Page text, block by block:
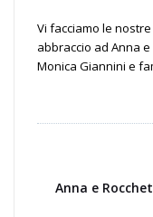
Vi facciamo le
abbraccio ad Anna e
Monica Giannini e
Anna e